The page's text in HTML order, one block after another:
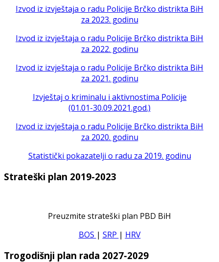
Izvod iz izvještaja o radu Policije Brčko distrikta BiH
za 2023. godinu
Izvod iz izvještaja o radu Policije Brčko distrikta BiH
za 2022. godinu
Izvod iz izvještaja o radu Policije Brčko distrikta BiH
za 2021. godinu
Izvještaj o kriminalu i aktivnostima Policije
(01.01-30.09.2021.god.)
Izvod iz izvještaja o radu Policije Brčko distrikta BiH
za 2020. godinu
Statistički pokazatelji o radu za 2019. godinu
Strateški plan 2019-2023
Preuzmite strateški plan PBD BiH
BOS | SRP | HRV
Trogodišnji plan rada 2027-2029